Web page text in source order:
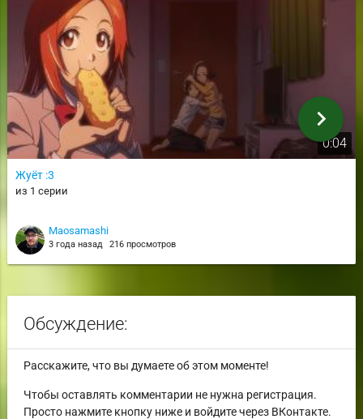
0:04
Жуёт :3
из 1 серии
Maosamashi
3 года назад 216 просмотров
chevron_right
Обсуждение:
Расскажите, что вы думаете об этом моменте!
Чтобы оставлять комментарии не нужна регистрация.
Просто нажмите кнопку ниже и войдите через ВКонтакте.